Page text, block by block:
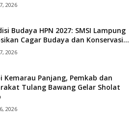
2026
Budaya HPN 2027: SMSI Lampung
Cagar Budaya dan Konservasi...
2026
Kemarau Panjang, Pemkab dan
Tulang Bawang Gelar Sholat
2026